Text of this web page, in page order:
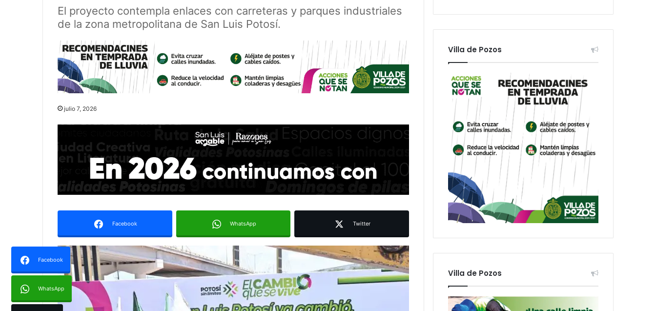
El proyecto contempla enlaces con carreteras y parques industriales
de la zona metropolitana de San Luis Potosí.
julio 7, 2026
Facebook WhatsApp Twitter
Facebook
WhatsApp
Villa de Pozos
Villa de Pozos